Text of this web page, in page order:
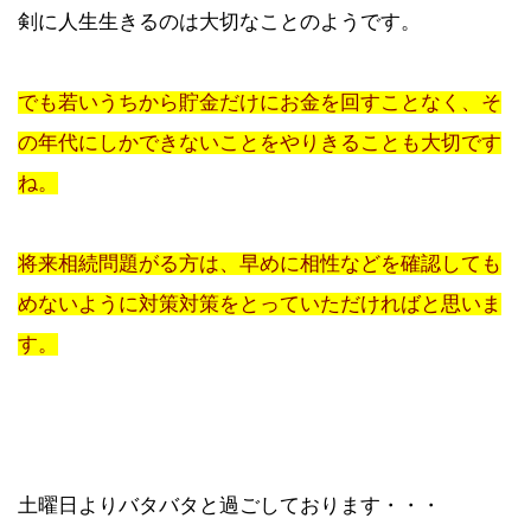
剣に人生生きるのは大切なことのようです。
でも若いうちから貯金だけにお金を回すことなく、そ
の年代にしかできないことをやりきることも大切です
ね。
将来相続問題がる方は、早めに相性などを確認しても
めないように対策対策をとっていただければと思いま
す。
土曜日よりバタバタと過ごしております・・・